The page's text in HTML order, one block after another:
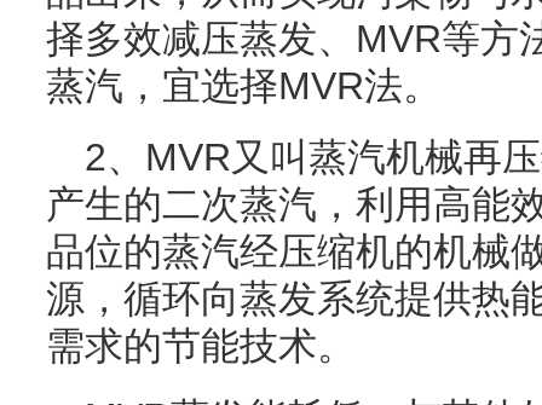
择多效减压蒸发、MVR等方
蒸汽，宜选择MVR法。
2、MVR又叫蒸汽机械再
产生的二次蒸汽，利用高能
品位的蒸汽经压缩机的机械
源，循环向蒸发系统提供热
需求的节能技术。